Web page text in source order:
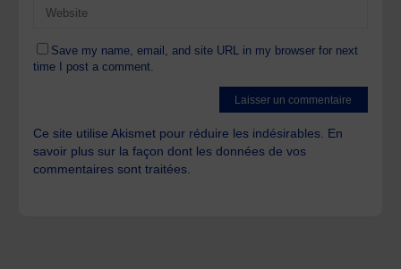
Save my name, email, and site URL in my browser for next
time I post a comment.
Ce site utilise Akismet pour réduire les indésirables. En
savoir plus sur la façon dont les données de vos
commentaires sont traitées